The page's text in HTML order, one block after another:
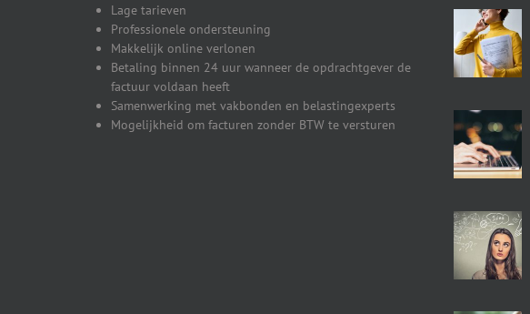
Lage tarieven
Professionele ondersteuning
Makkelijk online verlonen
Betaling binnen 24 uur wanneer de opdrachtgever de
factuur voldaan heeft
Samenwerking met vakbonden en belastingexperts
Mogelijkheid om facturen zonder BTW te versturen